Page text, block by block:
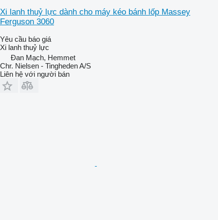
Xi lanh thuỷ lực dành cho máy kéo bánh lốp Massey
Ferguson 3060
Yêu cầu báo giá
Xi lanh thuỷ lực
Đan Mạch, Hemmet
Chr. Nielsen - Tingheden A/S
Liên hệ với người bán